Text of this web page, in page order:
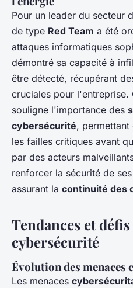
Pour un leader du secteur
de type Red Team a été
attaques informatiques
démontré sa capacité à
être détecté, récupérant
cruciales pour
souligne l'importance des
cybersécurité,
les failles critiques avant
par des acteurs
renforcer la sécurité de
assurant la continuité des
Tendances et
cybersécurité
Évolution des menaces
Les menaces